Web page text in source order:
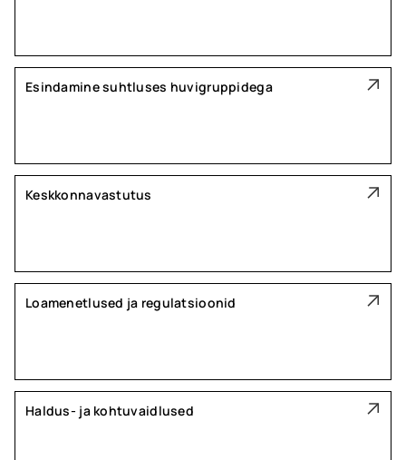
Esindamine suhtluses huvigruppidega
Keskkonnavastutus
Loamenetlused ja regulatsioonid
Haldus- ja kohtuvaidlused